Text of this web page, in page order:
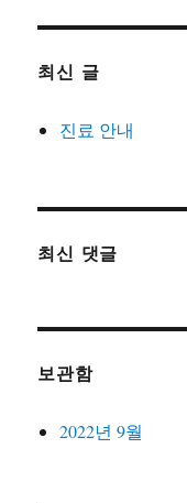
최신 글
진료 안내
최신 댓글
보관함
2022년 9월